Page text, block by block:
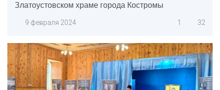
Златоустовском храме города Костромы
9 февраля 2024 1 32